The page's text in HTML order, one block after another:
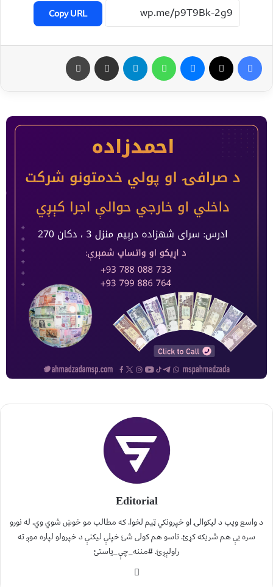
Copy URL
Editorial
د واسع ویب د لیکوالۍ او خپرونکي ټیم لخوا. که مطالب مو خوښ شوي وي، له نورو
سره یې هم شریکه کړئ. تاسو هم کولی شئ خپلې لیکنې د خپرولو لپاره موږ ته
راولېږئ. #مننه_چې_یاستئ